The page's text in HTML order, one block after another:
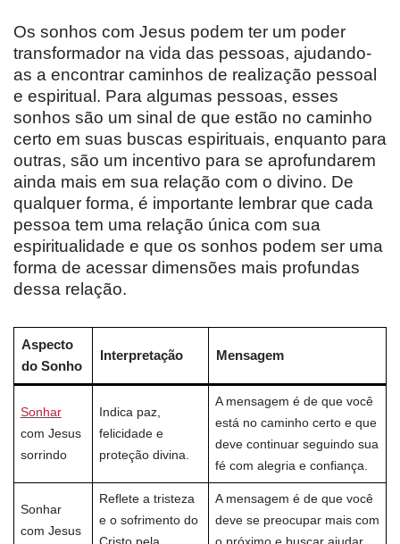
Os sonhos com Jesus podem ter um poder
transformador na vida das pessoas, ajudando-
as a encontrar caminhos de realização pessoal
e espiritual. Para algumas pessoas, esses
sonhos são um sinal de que estão no caminho
certo em suas buscas espirituais, enquanto para
outras, são um incentivo para se aprofundarem
ainda mais em sua relação com o divino. De
qualquer forma, é importante lembrar que cada
pessoa tem uma relação única com sua
espiritualidade e que os sonhos podem ser uma
forma de acessar dimensões mais profundas
dessa relação.
Aspecto
do Sonho
Interpretação Mensagem
Sonhar
com Jesus
sorrindo
Indica paz,
felicidade e
proteção divina.
A mensagem é de que você
está no caminho certo e que
deve continuar seguindo sua
fé com alegria e confiança.
Sonhar
com Jesus
Reflete a tristeza
e o sofrimento do
A mensagem é de que você
deve se preocupar mais com